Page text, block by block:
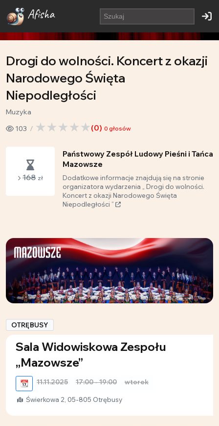
Afisha
Drogi do wolności. Koncert z okazji
Narodowego Święta
Niepodległości
Muzyka
103
(0) 0 głosów
168 zł
Państwowy Zespół Ludowy Pieśni i Tańca
Mazowsze
Dodatkowe informacje znajdują się na stronie
organizatora wydarzenia „ Drogi do wolności.
Koncert z okazji Narodowego Święta
Niepodległości ”
OTRĘBUSY
Sala Widowiskowa Zespołu
„Mazowsze”
📆 11.11.2025 17:00 - 19:00 wtorek
Świerkowa 2, 05-805 Otrębusy